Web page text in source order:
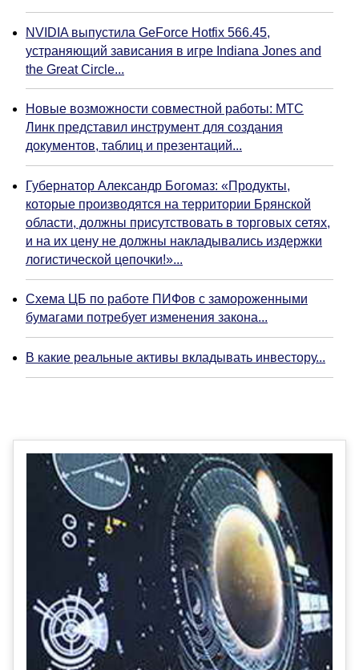
NVIDIA выпустила GeForce Hotfix 566.45,
устраняющий зависания в игре Indiana Jones and
the Great Circle...
Новые возможности совместной работы: МТС
Линк представил инструмент для создания
документов, таблиц и презентаций...
Губернатор Александр Богомаз: «Продукты,
которые производятся на территории Брянской
области, должны присутствовать в торговых сетях,
и на их цену не должны накладывались издержки
логистической цепочки!»...
Схема ЦБ по работе ПИФов с замороженными
бумагами потребует изменения закона...
В какие реальные активы вкладывать инвестору...